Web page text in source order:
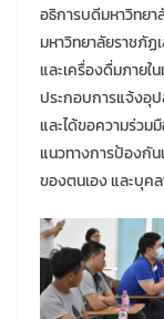
อธิการบดีมหาวิทยา
มหาวิทยาลัยราชภัฏ
และเครื่องดื่มภายใ
ประกอบการแจ้งอุ
และได้ขอความร่วม
แนวทางการป้องกั
ของตนเอง และบุค